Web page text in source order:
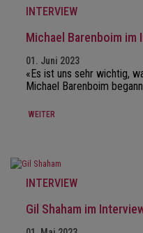
INTERVIEW
Michael Barenboim im
01. Juni 2023
«Es ist uns sehr wichtig,
Michael Barenboim
WEITER
INTERVIEW
Gil Shaham im